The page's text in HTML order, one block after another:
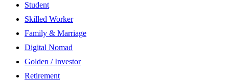
Student
Skilled Worker
Family & Marriage
Digital Nomad
Golden / Investor
Retirement